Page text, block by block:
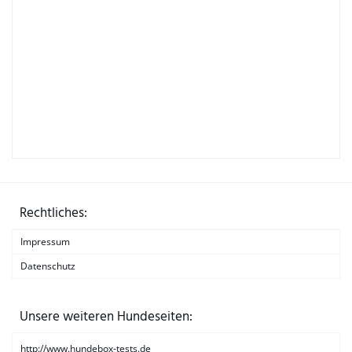
Rechtliches:
Impressum
Datenschutz
Unsere weiteren Hundeseiten:
http://www.hundebox-tests.de